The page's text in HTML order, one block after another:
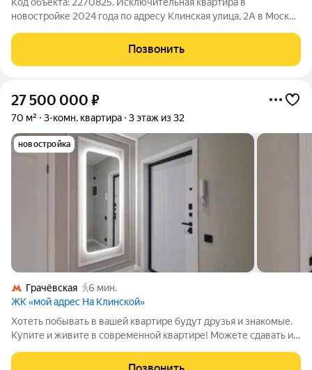
новостройке 2024 года по адресу Клинская улица, 2А в Москве
современные стандарты жизни. Просторная трёхкомнатная
квартира площадью 93,1 кв. м на 25 этаже
Позвонить
27 500 000 ₽
70 м² 3-комн. квартира 3 этаж из 32
новостройка
Грачёвская
6 мин.
ЖК «мой адрес На Клинской»
Хотеть побывать в вашей квартире будут друзья и знакомые.
Купите и живите в современной квартире! Можете сдавать и
сможете сегодня, Просторная Евро-3х комнатная квартира, 70